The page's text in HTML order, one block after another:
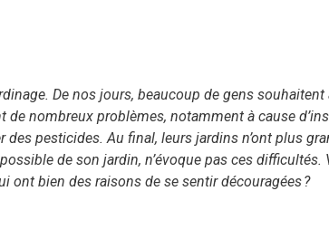
De nos jours, beaucoup de gens
nombreux problèmes, notamment à cause
pesticides. Au final, leurs jardins n’ont plus
de son jardin, n’évoque pas ces difficultés.
ont bien des raisons de se sentir découragées ?